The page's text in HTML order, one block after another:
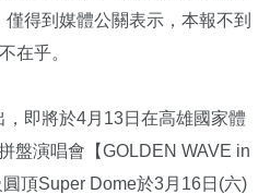
得到媒體公關表示，本報不到
在乎。
即將於4月13日在高雄國家體
盤演唱會【GOLDEN WAVE in
頂Super Dome於3月16日(六)